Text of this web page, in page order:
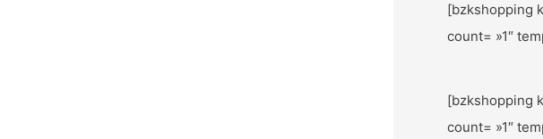
[bzkshopping
count= »1″
[bzkshopping
count= »1″